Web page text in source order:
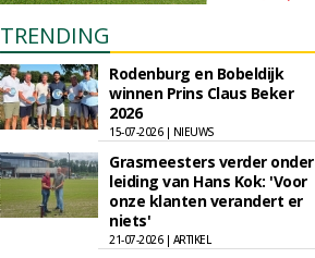
TRENDING
Rodenburg en Bobeldijk
winnen Prins Claus Beker
2026
15-07-2026 | NIEUWS
Grasmeesters verder onder
leiding van Hans Kok: 'Voor
onze klanten verandert er
niets'
21-07-2026 | ARTIKEL